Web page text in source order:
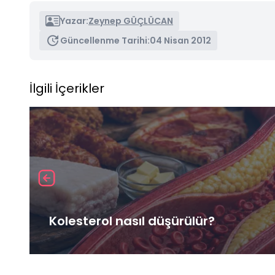
Yazar:Zeynep GÜÇLÜCAN
Güncellenme Tarihi:04 Nisan 2012
İlgili İçerikler
Kolesterol nasıl düşürülür?